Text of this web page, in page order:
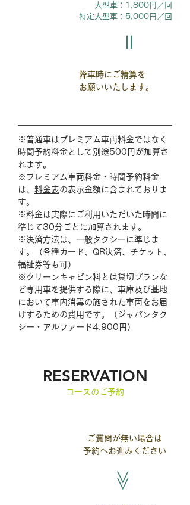
​＝
※普通車はプレミアム車両料金ではなく
時間予約料金として別途500円が加算さ
れます。
※プレミアム車両料金・時間予約料金
は、 料金表の表示金額に含まれておりま
す。
※料金は実際にご利用いただいた時間に
準じて30分ごとに加算されます。
※決済方法は、一般タクシーに準じま
す。（各種カード、QR決済、チケット、
福祉券等も可）
※クリーンキャビン料とは貸切プランな
ど専用車を提供する際に、車庫及び基地
において車内消毒の施された車両をお届
けするための費用です。（ジャパンタク
シー・アルファード4,900円）
大型車：1,800円／回
​特定大型車：5,000円／回
​降車時にご精算を
​お願いいたします。
RESERVATION
コースのご予約
ご質問が無い場合は
予約へお進みください
​≫